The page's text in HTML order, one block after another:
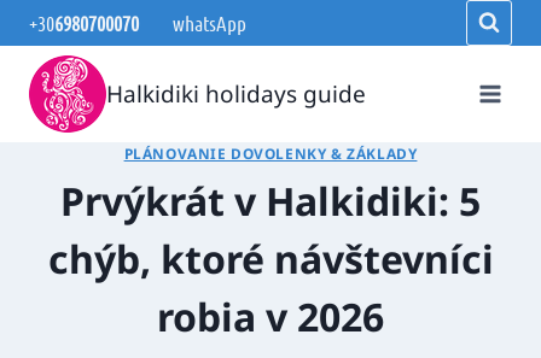
Skip
to
content
+306980700070 whatsApp
Halkidiki holidays guide
PLÁNOVANIE DOVOLENKY & ZÁKLADY
Prvýkrát v Halkidiki: 5
chýb, ktoré návštevníci
robia v 2026